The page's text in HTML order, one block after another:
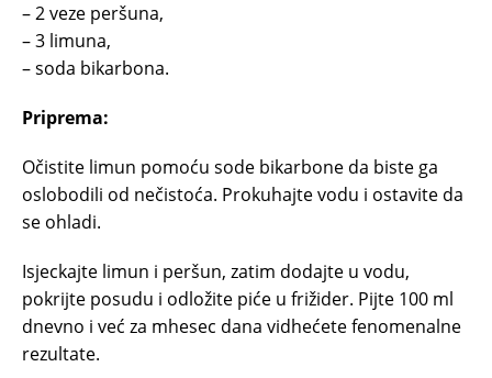
– 2 veze peršuna,
– 3 limuna,
– soda bikarbona.
Priprema:
Očistite limun pomoću sode bikarbone da biste ga
oslobodili od nečistoća. Prokuhajte vodu i ostavite da
se ohladi.
Isjeckajte limun i peršun, zatim dodajte u vodu,
pokrijte posudu i odložite piće u frižider. Pijte 100 ml
dnevno i već za mhesec dana vidhećete fenomenalne
rezultate.